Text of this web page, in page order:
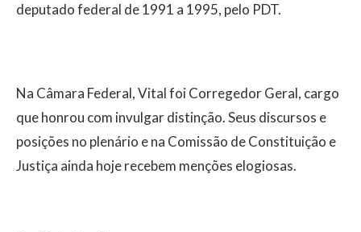
deputado federal de 1991 a 1995, pelo PDT.
Na Câmara Federal, Vital foi Corregedor Geral, cargo
que honrou com invulgar distinção. Seus discursos e
posições no plenário e na Comissão de Constituição e
Justiça ainda hoje recebem menções elogiosas.